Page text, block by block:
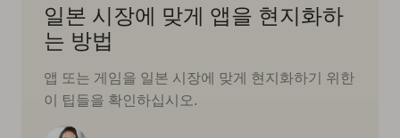
일본 시장에 맞게 앱을 현지화하
는 방법
앱 또는 게임을 일본 시장에 맞게 현지화하기 위한
이 팁들을 확인하십시오.